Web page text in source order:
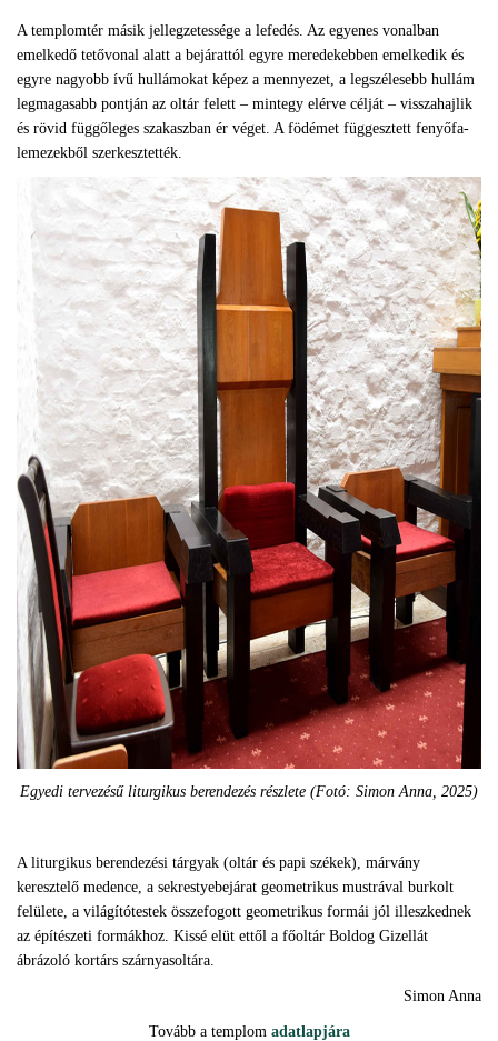
A templomtér másik jellegzetessége a lefedés. Az egyenes vonalban
emelkedő tetővonal alatt a bejárattól egyre meredekebben emelkedik és
egyre nagyobb ívű hullámokat képez a mennyezet, a legszélesebb hullám
legmagasabb pontján az oltár felett – mintegy elérve célját – visszahajlik
és rövid függőleges szakaszban ér véget. A födémet függesztett fenyőfa-
lemezekből szerkesztették.
Egyedi tervezésű liturgikus berendezés részlete (Fotó: Simon Anna, 2025)
A liturgikus berendezési tárgyak (oltár és papi székek), márvány
keresztelő medence, a sekrestyebejárat geometrikus mustrával burkolt
felülete, a világítótestek összefogott geometrikus formái jól illeszkednek
az építészeti formákhoz. Kissé elüt ettől a főoltár Boldog Gizellát
ábrázoló kortárs szárnyasoltára.
Simon Anna
Tovább a templom adatlapjára